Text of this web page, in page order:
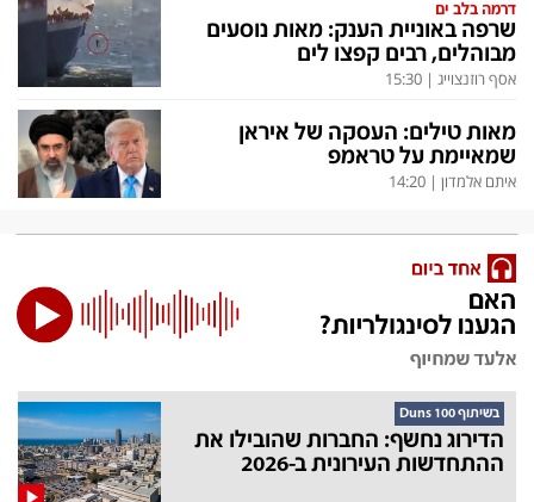
דרמה בלב ים
שרפה באוניית הענק: מאות נוסעים
מבוהלים, רבים קפצו לים
אסף רוזנצוייג |
15:30
מאות טילים: העסקה של איראן
שמאיימת על טראמפ
איתם אלמדון |
14:20
הדירוג נחשף: החברות שהובילו את
ההתחדשות העירונית ב-2026
בשיתוף Duns 100